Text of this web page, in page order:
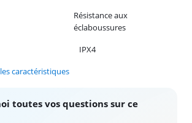
Résistance aux
éclaboussures
IPX4
caractéristiques
toutes vos questions sur ce